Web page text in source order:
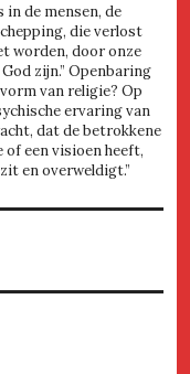
in de mensen, de
die verlost
worden, door onze
zijn.” Openbaring
van religie? Op
ervaring van
dat de betrokkene
of een visioen heeft,
en overweldigt.”